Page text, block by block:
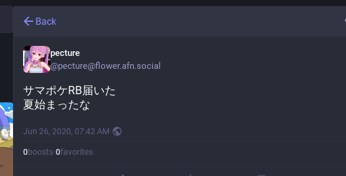
Back
pecture
@pecture@flower.afn.social
サマポケRB届いた
夏始まったな
Jun 26, 2020, 07:42 AM·
0boosts·0favorites